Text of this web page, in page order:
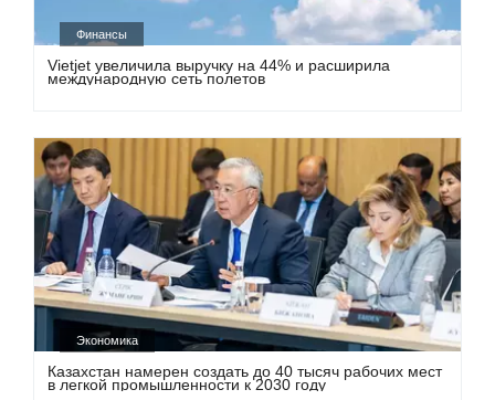
Финансы
Vietjet увеличила выручку на 44% и расширила
международную сеть полетов
Экономика
Казахстан намерен создать до 40 тысяч рабочих мест
в легкой промышленности к 2030 году